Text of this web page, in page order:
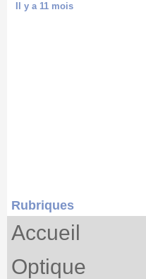
Il y a 11 mois
Rubriques
Accueil
Optique